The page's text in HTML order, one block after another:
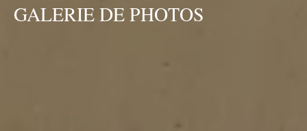
GALERIE DE PHOTOS